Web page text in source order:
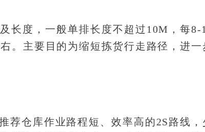
长度，一般单排长度不超过10M，每8-
。主要目的为缩短拣货行走路径，进一
荐仓库作业路程短、效率高的2S路线，